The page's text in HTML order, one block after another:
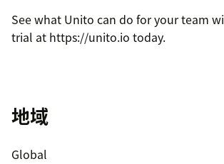
See what Unito can do for your team
trial at https://unito.io today.
地域
Global